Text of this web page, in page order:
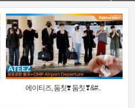
에이티즈, 둠칫❣️ 둠칫❣&#..